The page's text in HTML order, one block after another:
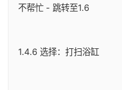
不帮忙 - 跳转至1.6
1.4.6 选择：打扫浴缸